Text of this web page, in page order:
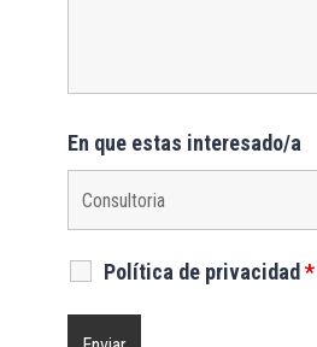
En que estas interesado/a
Política de privacidad *